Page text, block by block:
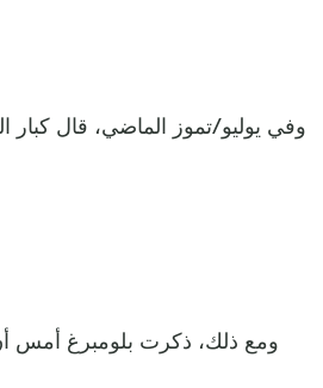
وفي يوليو/تموز الماضي، قال
ومع ذلك، ذكرت بلومبرغ أمس